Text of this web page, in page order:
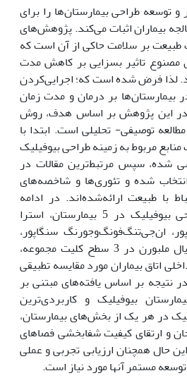
و توسعه طراحی بیمارستان‌ها را برای
بیماران اثبات می‌کند. پژوهش‌های
بر سلامت حاکی از آن است که
مصنوع تاثیر بسزایی بر کاهش مدت
لذا فرض شده است که؛ اجرایی‌کردن
بیمارستان‌ها بر درمان و مدت زمان
در این پژوهش بر اساس هدف، روش
توصیفی‌- ‌تحلیلی است. ابتدا با
مربوط به زمینه طراحی بیوفیلیک
شده‌، سپس مرتبط‌ترین مقالات در
شده و تئوری‌ها و شاخصه‌های
با طبیعت ارائه‌شده‌اند. در ادامه
پژوهش، 14 الگوی طراحی بیوفیلیک در 5 بیمارستان، استرا
ان‌جی‌تنگ‌فونگ‌و‌جورنگ سنگاپور،
دل آستین تگزاس و رویال ملبورن در 3 سطح کلیت مجموعه،
اتاق بیماران مورد مقایسه تطبیقی
در نتیجه بر اساس یافته‌های مبتنی بر
بیوفیلیک و کاربردی‌ترین
در هر یک از بخش‌های بیمارستان،
و ارتقای کیفیت شفابخشی فصاهای
حال همچنان ارزیابی تجربی و عملی
مستمر آنها مورد نیاز است.